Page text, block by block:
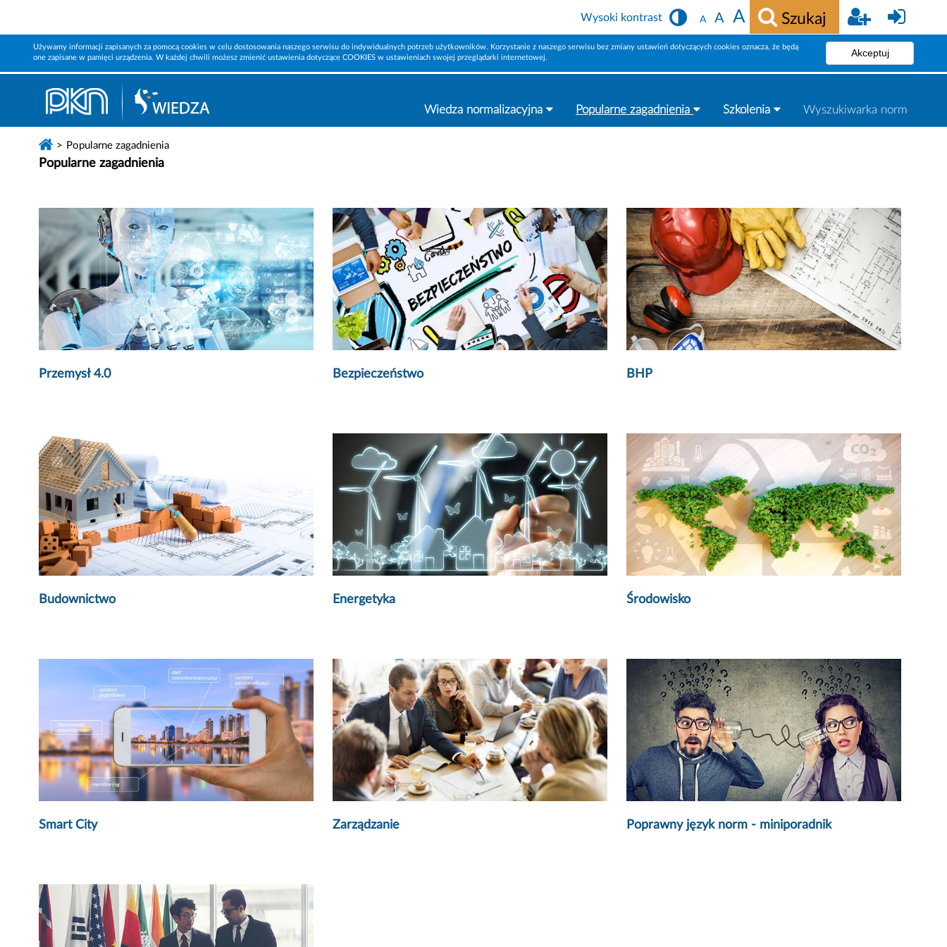
Szukaj
A
A
A
Wysoki kontrast
Używamy informacji zapisanych za pomocą cookies w celu dostosowania naszego serwisu do indywidualnych potrzeb użytkowników. Korzystanie z naszego serwisu bez zmiany ustawień dotyczących cookies oznacza, że będą
one zapisane w pamięci urządzenia. W każdej chwili możesz zmienić ustawienia dotyczące COOKIES w ustawieniach swojej przeglądarki internetowej.
Wiedza normalizacyjna Popularne zagadnienia Szkolenia Wyszukiwarka norm
Popularne zagadnienia
Popularne zagadnienia
Przemysł 4.0 Bezpieczeństwo BHP
Budownictwo Energetyka Środowisko
Smart City Zarządzanie Poprawny język norm - miniporadnik